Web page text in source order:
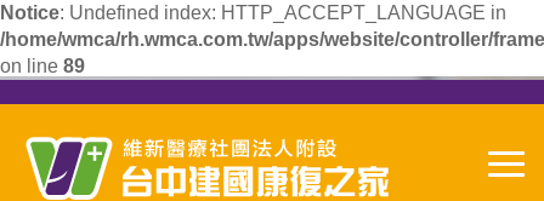
Notice: Undefined index: HTTP_ACCEPT_LANGUAGE in
/home/wmca/rh.wmca.com.tw/apps/website/controller/
on line 89